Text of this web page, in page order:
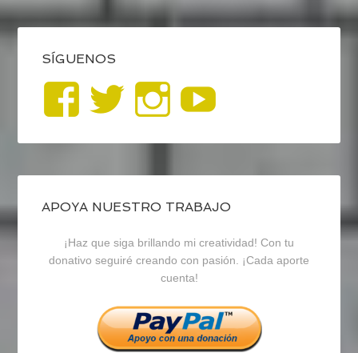
SÍGUENOS
Ver
perfil
de
blogrecursosep
en
Facebook
Ver
perfil
de
recursosep
en
Twitter
Ver
perfil
de
recursosep
en
Instagram
APOYA NUESTRO TRABAJO
¡Haz que siga brillando mi creatividad! Con tu
donativo seguiré creando con pasión. ¡Cada aporte
cuenta!